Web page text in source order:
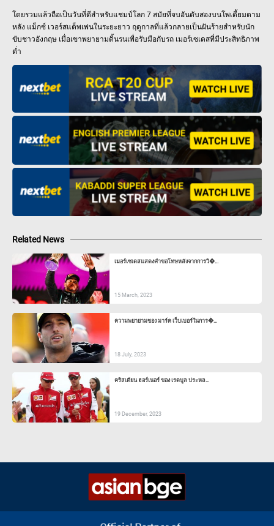
โดยรวมแล้วถือเป็นวันที่ดีสำหรับแชมป์โลก 7 สมัยที่จบอันดับสองบนโพเดี้ยมตาม
หลัง แม็กซ์ เวอร์สแต็พเพ่นในระยะยาว ฤดูกาลที่แล้วกลายเป็นฝันร้ายสำหรับนัก
ขับชาวอังกฤษ เมื่อเขาพยายามดิ้นรนเพื่อรับมือกับรถ เมอร์เซเดสที่มีประสิทธิภาพ
ต่ำ
Related News
เมอร์เซเดสแสดงคำขอโทษหลังจากการวิ�...
15 March, 2023
ความพยายามของ มาร์ค เว็บเบอร์ในการ�...
18 July, 2023
คริสเตียน ฮอร์เนอร์ ของ เรดบูล ประหล...
19 December, 2023